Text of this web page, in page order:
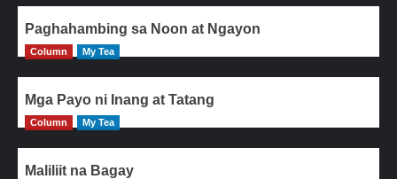
Paghahambing sa Noon at Ngayon
Column My Tea
Mga Payo ni Inang at Tatang
Column My Tea
Maliliit na Bagay